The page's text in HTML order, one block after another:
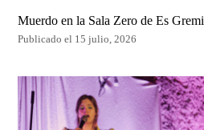
Muerdo en la Sala Zero de Es Gremi
Publicado el 15 julio, 2026